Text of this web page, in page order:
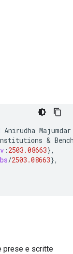
Anirudha Majumdar
&
: 2503.08663},
/2503.08663},
prese e scritte